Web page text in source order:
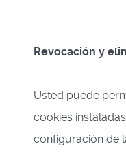
Revocación y
Usted puede
cookies
configuración de